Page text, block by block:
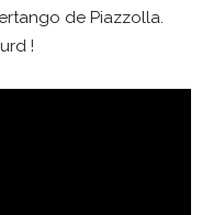
de Piazzolla.
!